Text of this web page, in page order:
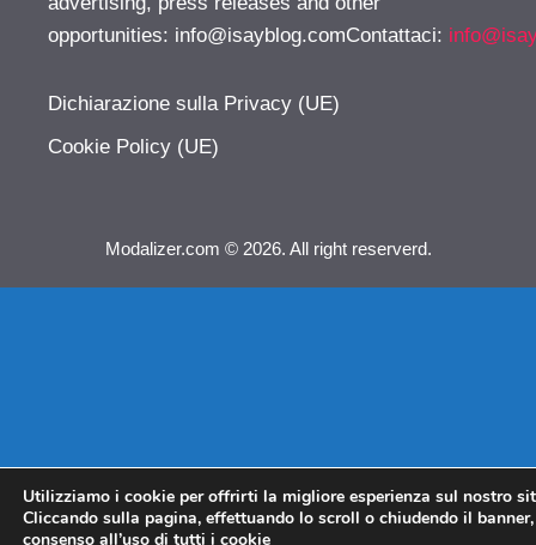
opportunities: info@isayblog.comContattaci:
Dichiarazione sulla Privacy (UE)
Cookie Policy (UE)
Modalizer.com © 2026. All right reserverd.
Utilizziamo i cookie per offrirti la migliore esperienza sul nostro
Cliccando sulla pagina, effettuando lo scroll o chiudendo il
consenso all’uso di tutti i cookie